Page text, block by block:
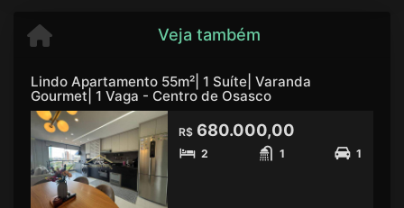
Veja também
Lindo Apartamento 55m²| 1 Suíte| Varanda
Gourmet| 1 Vaga - Centro de Osasco
R$ 680.000,00
2 1 1